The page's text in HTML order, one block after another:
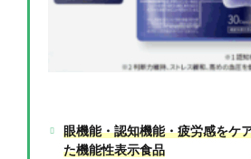
眼機能・認知機能・疲労感をケ
た機能性表示食品